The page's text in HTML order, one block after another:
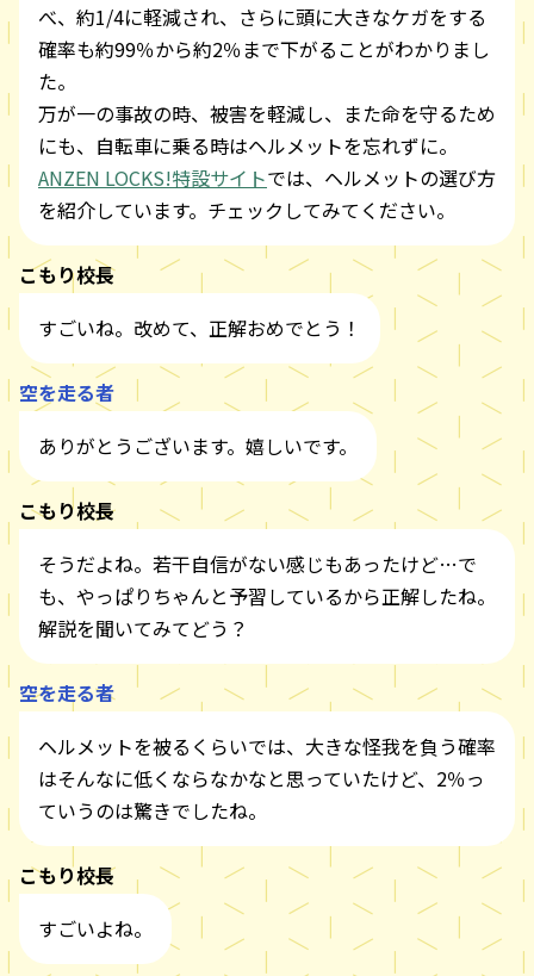
べ、約1/4に軽減され、さらに頭に大きなケガをする
確率も約99％から約2％まで下がることがわかりまし
た。
万が一の事故の時、被害を軽減し、また命を守るため
にも、自転車に乗る時はヘルメットを忘れずに。
ANZEN LOCKS!特設サイトでは、ヘルメットの選び方
を紹介しています。チェックしてみてください。
こもり校長
すごいね。改めて、正解おめでとう！
空を走る者
ありがとうございます。嬉しいです。
こもり校長
そうだよね。若干自信がない感じもあったけど…で
も、やっぱりちゃんと予習しているから正解したね。
解説を聞いてみてどう？
空を走る者
ヘルメットを被るくらいでは、大きな怪我を負う確率
はそんなに低くならなかなと思っていたけど、2％っ
ていうのは驚きでしたね。
こもり校長
すごいよね。